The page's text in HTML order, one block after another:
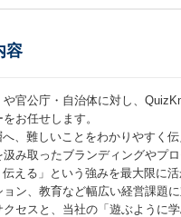
容
官公庁・自治体に対し、
お任せします。
、難しいことをわかりやすく伝
み取ったブランディングやプ
える」という強みを最大限に
ン、教育など幅広い経営課題
セスと、当社の「遊ぶように